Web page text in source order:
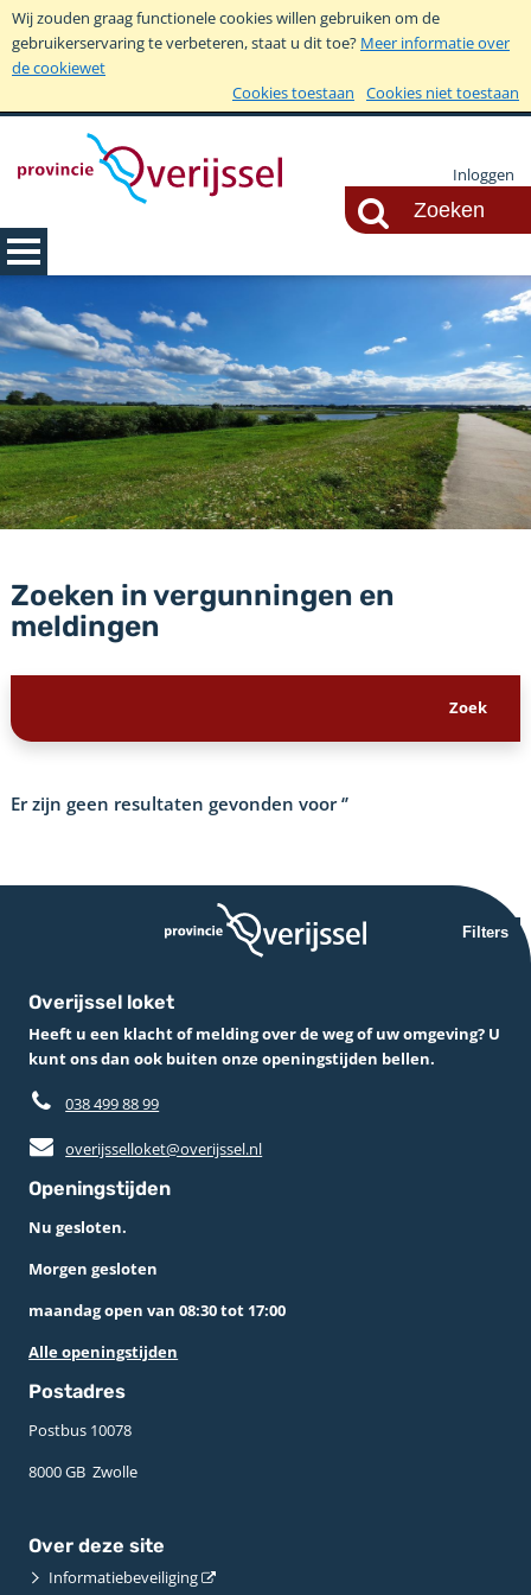
Wij zouden graag functionele cookies willen gebruiken om de
gebruikerservaring te verbeteren, staat u dit toe? Meer informatie over
de cookiewet
Cookies toestaan
Cookies niet toestaan
Inloggen
Zoeken in vergunningen en
meldingen
Er zijn geen resultaten gevonden voor‘’
Filters
Overijssel loket
Heeft u een klacht of melding over de weg of uw omgeving? U
kunt ons dan ook buiten onze openingstijden bellen.
038 499 88 99
overijsselloket@overijssel.nl
Openingstijden
Nu gesloten.
Morgen gesloten
maandag open van 08:30 tot 17:00
Alle openingstijden
Postadres
Postbus 10078 ­
8000 GB ­ Zwolle
Over deze site
Informatiebeveiliging